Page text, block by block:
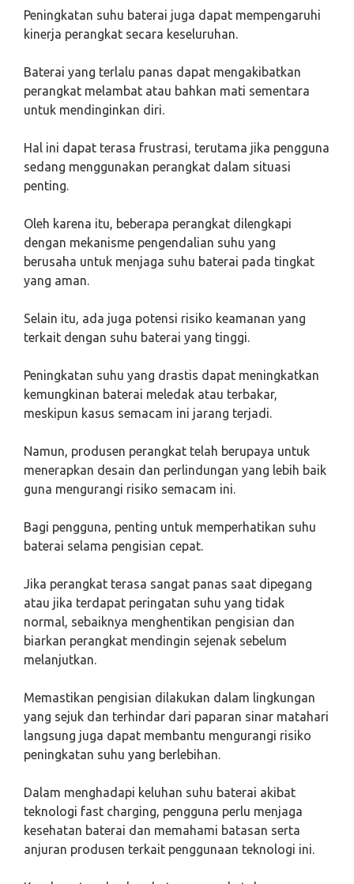
Peningkatan suhu baterai juga dapat mempengaruhi
kinerja perangkat secara keseluruhan.
Baterai yang terlalu panas dapat mengakibatkan
perangkat melambat atau bahkan mati sementara
untuk mendinginkan diri.
Hal ini dapat terasa frustrasi, terutama jika pengguna
sedang menggunakan perangkat dalam situasi
penting.
Oleh karena itu, beberapa perangkat dilengkapi
dengan mekanisme pengendalian suhu yang
berusaha untuk menjaga suhu baterai pada tingkat
yang aman.
Selain itu, ada juga potensi risiko keamanan yang
terkait dengan suhu baterai yang tinggi.
Peningkatan suhu yang drastis dapat meningkatkan
kemungkinan baterai meledak atau terbakar,
meskipun kasus semacam ini jarang terjadi.
Namun, produsen perangkat telah berupaya untuk
menerapkan desain dan perlindungan yang lebih baik
guna mengurangi risiko semacam ini.
Bagi pengguna, penting untuk memperhatikan suhu
baterai selama pengisian cepat.
Jika perangkat terasa sangat panas saat dipegang
atau jika terdapat peringatan suhu yang tidak
normal, sebaiknya menghentikan pengisian dan
biarkan perangkat mendingin sejenak sebelum
melanjutkan.
Memastikan pengisian dilakukan dalam lingkungan
yang sejuk dan terhindar dari paparan sinar matahari
langsung juga dapat membantu mengurangi risiko
peningkatan suhu yang berlebihan.
Dalam menghadapi keluhan suhu baterai akibat
teknologi fast charging, pengguna perlu menjaga
kesehatan baterai dan memahami batasan serta
anjuran produsen terkait penggunaan teknologi ini.